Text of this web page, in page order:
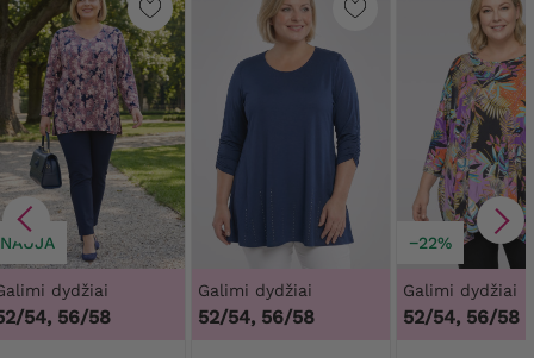
NAUJA
dydžiai
54, 56/58
Galimi dydžiai
52/54, 56/58
−22%
Galimi dydžiai
52/54, 56/58